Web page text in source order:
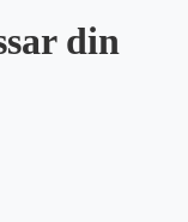
din